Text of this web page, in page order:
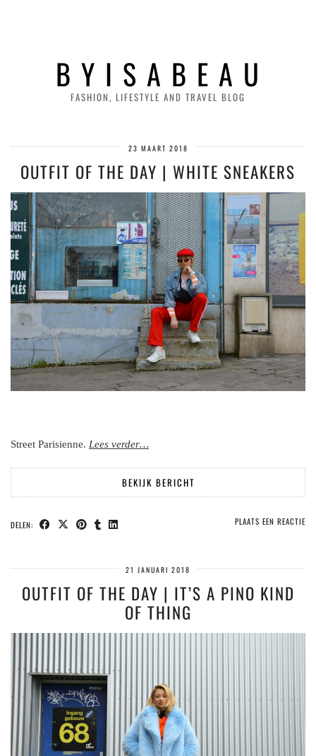
B Y I S A B E A U
FASHION, LIFESTYLE AND TRAVEL BLOG
23 MAART 2018
OUTFIT OF THE DAY | WHITE SNEAKERS
Street Parisienne. Lees verder…
BEKIJK BERICHT
DELEN: PLAATS EEN REACTIE
21 JANUARI 2018
OUTFIT OF THE DAY | IT’S A PINO KIND
OF THING